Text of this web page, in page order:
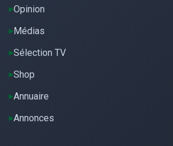
Opinion
Médias
Sélection TV
Shop
Annuaire
Annonces